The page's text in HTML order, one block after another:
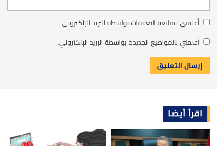
أعلمني بمتابعة التعليقات بواسطة البريد الإلكتروني.
أعلمني بالمواضيع الجديدة بواسطة البريد الإلكتروني.
اقرأ أيضا